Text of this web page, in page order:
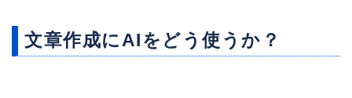
文章作成にAIをどう使うか？